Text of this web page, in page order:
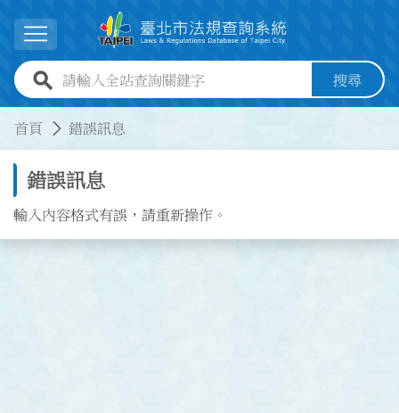
展開選單
全站查詢關鍵字欄位 搜尋
首頁 錯誤訊息
錯誤訊息
輸入內容格式有誤，請重新操作。